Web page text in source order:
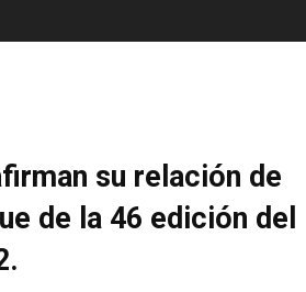
su relación de
de la 46 edición del